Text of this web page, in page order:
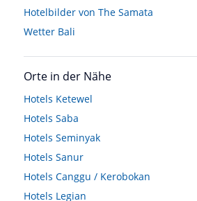
Hotelbilder von The Samata
Wetter Bali
Orte in der Nähe
Hotels Ketewel
Hotels Saba
Hotels Seminyak
Hotels Sanur
Hotels Canggu / Kerobokan
Hotels Legian